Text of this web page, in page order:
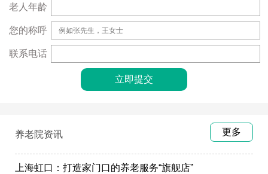
老人年龄
您的称呼
联系电话
养老院资讯 更多
上海虹口：打造家门口的养老服务“旗舰店”